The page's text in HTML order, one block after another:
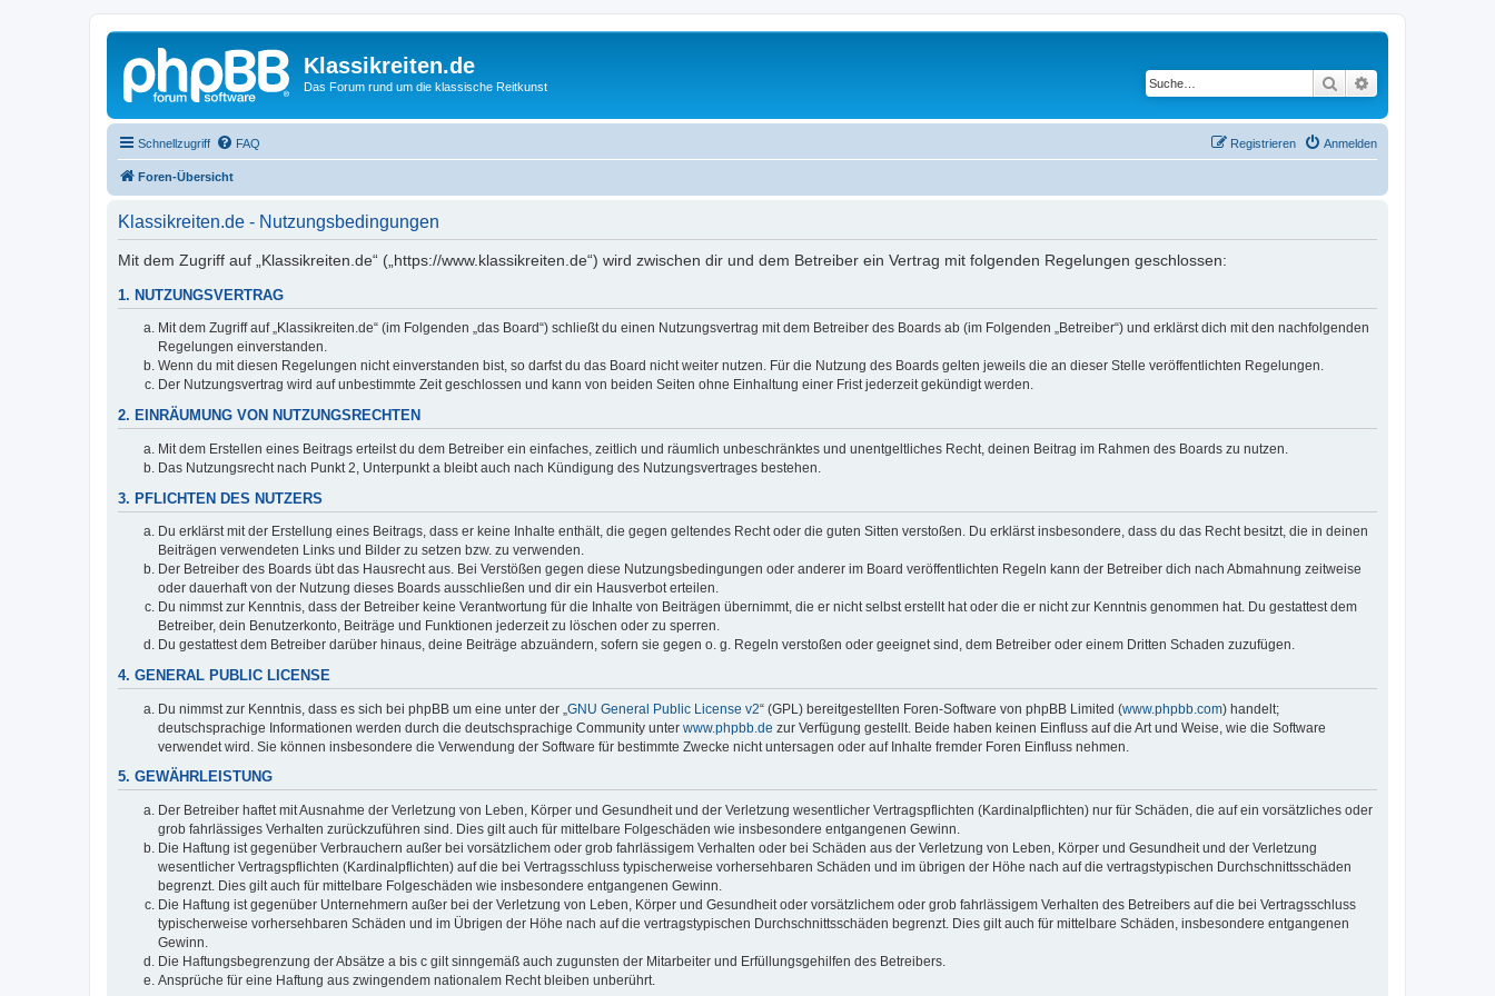
Klassikreiten.de
Das Forum rund um die klassische Reitkunst Suche
Schnellzugriff FAQ Anmelden
Registrieren
Foren-Übersicht
Klassikreiten.de - Nutzungsbedingungen
Mit dem Zugriff auf „Klassikreiten.de“ („https://www.klassikreiten.de“) wird zwischen dir und dem Betreiber ein Vertrag mit folgenden Regelungen geschlossen:
1. NUTZUNGSVERTRAG
Mit dem Zugriff auf „Klassikreiten.de“ (im Folgenden „das Board“) schließt du einen Nutzungsvertrag mit dem Betreiber des Boards ab (im Folgenden „Betreiber“) und erklärst dich mit den nachfolgenden
Regelungen einverstanden.
Wenn du mit diesen Regelungen nicht einverstanden bist, so darfst du das Board nicht weiter nutzen. Für die Nutzung des Boards gelten jeweils die an dieser Stelle veröffentlichten Regelungen.
Der Nutzungsvertrag wird auf unbestimmte Zeit geschlossen und kann von beiden Seiten ohne Einhaltung einer Frist jederzeit gekündigt werden.
2. EINRÄUMUNG VON NUTZUNGSRECHTEN
Mit dem Erstellen eines Beitrags erteilst du dem Betreiber ein einfaches, zeitlich und räumlich unbeschränktes und unentgeltliches Recht, deinen Beitrag im Rahmen des Boards zu nutzen.
Das Nutzungsrecht nach Punkt 2, Unterpunkt a bleibt auch nach Kündigung des Nutzungsvertrages bestehen.
3. PFLICHTEN DES NUTZERS
Du erklärst mit der Erstellung eines Beitrags, dass er keine Inhalte enthält, die gegen geltendes Recht oder die guten Sitten verstoßen. Du erklärst insbesondere, dass du das Recht besitzt, die in deinen
Beiträgen verwendeten Links und Bilder zu setzen bzw. zu verwenden.
Der Betreiber des Boards übt das Hausrecht aus. Bei Verstößen gegen diese Nutzungsbedingungen oder anderer im Board veröffentlichten Regeln kann der Betreiber dich nach Abmahnung zeitweise
oder dauerhaft von der Nutzung dieses Boards ausschließen und dir ein Hausverbot erteilen.
Du nimmst zur Kenntnis, dass der Betreiber keine Verantwortung für die Inhalte von Beiträgen übernimmt, die er nicht selbst erstellt hat oder die er nicht zur Kenntnis genommen hat. Du gestattest dem
Betreiber, dein Benutzerkonto, Beiträge und Funktionen jederzeit zu löschen oder zu sperren.
Du gestattest dem Betreiber darüber hinaus, deine Beiträge abzuändern, sofern sie gegen o. g. Regeln verstoßen oder geeignet sind, dem Betreiber oder einem Dritten Schaden zuzufügen.
4. GENERAL PUBLIC LICENSE
Du nimmst zur Kenntnis, dass es sich bei phpBB um eine unter der „ GNU General Public License v2“ (GPL) bereitgestellten Foren-Software von phpBB Limited (www.phpbb.com) handelt;
deutschsprachige Informationen werden durch die deutschsprachige Community unter www.phpbb.de zur Verfügung gestellt. Beide haben keinen Einfluss auf die Art und Weise, wie die Software
verwendet wird. Sie können insbesondere die Verwendung der Software für bestimmte Zwecke nicht untersagen oder auf Inhalte fremder Foren Einfluss nehmen.
5. GEWÄHRLEISTUNG
Der Betreiber haftet mit Ausnahme der Verletzung von Leben, Körper und Gesundheit und der Verletzung wesentlicher Vertragspflichten (Kardinalpflichten) nur für Schäden, die auf ein vorsätzliches oder
grob fahrlässiges Verhalten zurückzuführen sind. Dies gilt auch für mittelbare Folgeschäden wie insbesondere entgangenen Gewinn.
Die Haftung ist gegenüber Verbrauchern außer bei vorsätzlichem oder grob fahrlässigem Verhalten oder bei Schäden aus der Verletzung von Leben, Körper und Gesundheit und der Verletzung
wesentlicher Vertragspflichten (Kardinalpflichten) auf die bei Vertragsschluss typischerweise vorhersehbaren Schäden und im übrigen der Höhe nach auf die vertragstypischen Durchschnittsschäden
begrenzt. Dies gilt auch für mittelbare Folgeschäden wie insbesondere entgangenen Gewinn.
Die Haftung ist gegenüber Unternehmern außer bei der Verletzung von Leben, Körper und Gesundheit oder vorsätzlichem oder grob fahrlässigem Verhalten des Betreibers auf die bei Vertragsschluss
typischerweise vorhersehbaren Schäden und im Übrigen der Höhe nach auf die vertragstypischen Durchschnittsschäden begrenzt. Dies gilt auch für mittelbare Schäden, insbesondere entgangenen
Gewinn.
Die Haftungsbegrenzung der Absätze a bis c gilt sinngemäß auch zugunsten der Mitarbeiter und Erfüllungsgehilfen des Betreibers.
Ansprüche für eine Haftung aus zwingendem nationalem Recht bleiben unberührt.